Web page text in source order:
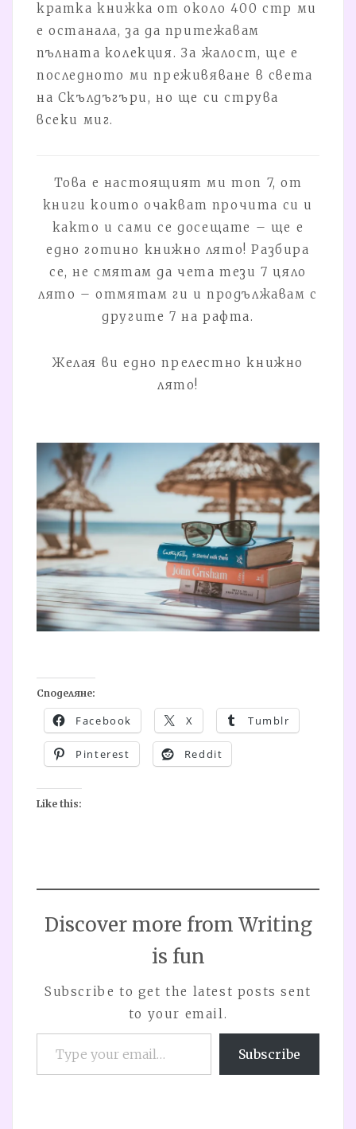
кратка книжка от около 400 стр ми
е останала, за да притежавам
пълната колекция. За жалост, ще е
последното ми преживяване в света
на Скълдъгъри, но ще си струва
всеки миг.
Това е настоящият ми топ 7, от
книги които очакват прочита си и
както и сами се досещате – ще е
едно готино книжно лято! Разбира
се, не смятам да чета тези 7 цяло
лято – отмятам ги и продължавам с
другите 7 на рафта.
Желая ви едно прелестно книжно
лято!
Споделяне:
Facebook X Tumblr
Pinterest Reddit
Like this:
Discover more from Writing
is fun
Subscribe to get the latest posts sent
to your email.
Type your email…
Subscribe